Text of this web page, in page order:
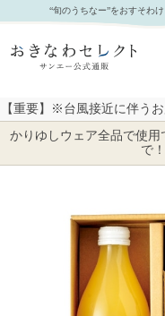
【 1057 】 島みかんの恵カーブチー
【 沖縄物産企業連合（オキネシア）
“旬のうちなー”をおすそわ
【重要】※台風接近に伴う
かりゆしウェア全品で使用
で！